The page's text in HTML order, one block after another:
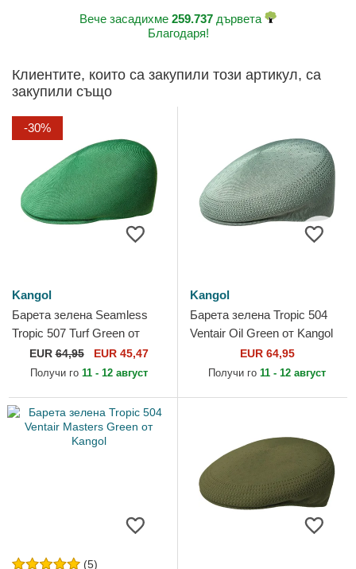
Вече засадихме 259.737 дървета
Благодаря!
Клиентите, които са закупили този артикул, са
закупили също
-30%
Kangol
Барета зелена Seamless
Tropic 507 Turf Green от
Kangol
EUR64,95 EUR 45,47
Получи го 11 - 12 август
Kangol
Барета зелена Tropic 504
Ventair Oil Green от Kangol
EUR 64,95
Получи го 11 - 12 август
(5)